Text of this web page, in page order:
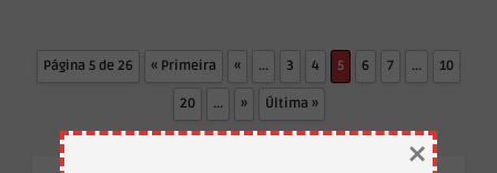
Página 5 de 26 « Primeira « ... 3 4 5 6 7 ... 10
20 ... » Última »
×